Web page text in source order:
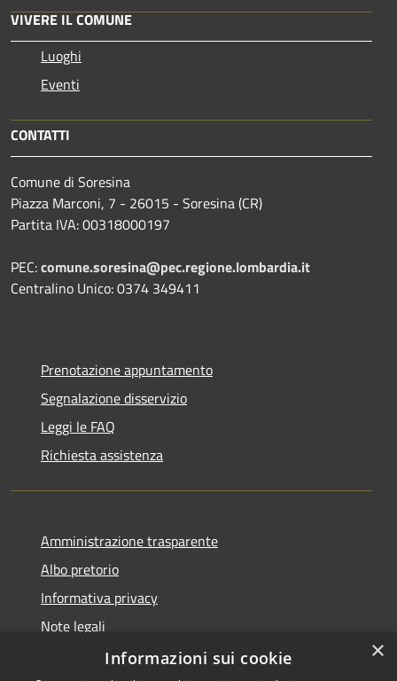
VIVERE IL COMUNE
Luoghi
Eventi
CONTATTI
Comune di Soresina
Piazza Marconi, 7 - 26015 - Soresina (CR)
Partita IVA: 00318000197
PEC:comune.soresina@pec.regione.lombardia.it
Centralino Unico: 0374 349411
Prenotazione appuntamento
Segnalazione disservizio
Leggi le FAQ
Richiesta assistenza
Amministrazione trasparente
Albo pretorio
Informativa privacy
Note legali
Dichiarazione di accessibilità
×
Informazioni sui cookie